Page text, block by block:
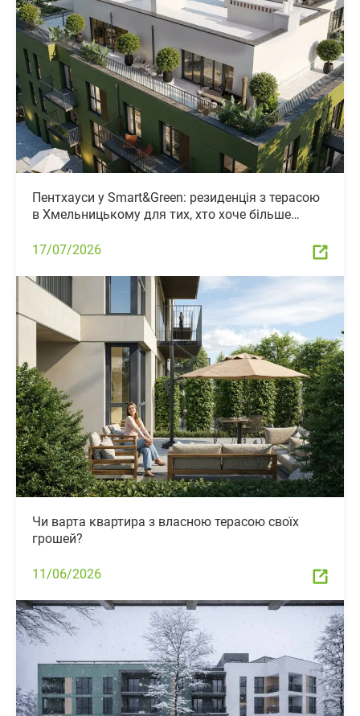
Пентхауси у Smart&Green: резиденція з терасою
в Хмельницькому для тих, хто хоче більше…
17/07/2026
Чи варта квартира з власною терасою своїх
грошей?
11/06/2026